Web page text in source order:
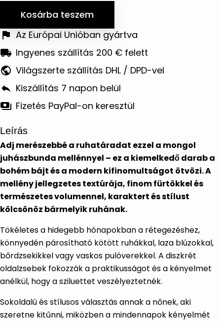
Kosárba teszem
Az Európai Unióban gyártva
Ingyenes szállítás 200 € felett
Világszerte szállítás DHL / DPD-vel
Kiszállítás 7 napon belül
Fizetés PayPal-on keresztül
Leírás
Adj merészebbé a ruhatáradat ezzel a mongol
juhászbunda mellénnyel – ez a kiemelkedő darab a
bohém bájt és a modern kifinomultságot ötvözi. A
mellény jellegzetes textúrája, finom fürtökkel és
természetes volumennel, karaktert és stílust
kölcsönöz bármelyik ruhának.
Tökéletes a hidegebb hónapokban a rétegezéshez,
könnyedén párosítható kötött ruhákkal, laza blúzokkal,
bőrdzsekikkel vagy vaskos pulóverekkel. A diszkrét
oldalzsebek fokozzák a praktikusságot és a kényelmet
anélkül, hogy a sziluettet veszélyeztetnék.
Sokoldalú és stílusos választás annak a nőnek, aki
szeretne kitűnni, miközben a mindennapok kényelmét